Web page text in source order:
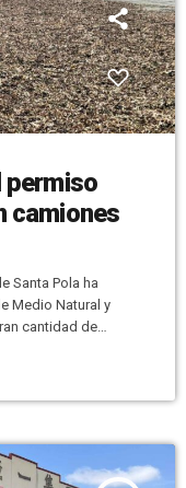
permiso
camiones
Santa Pola ha
Medio Natural y
cantidad de
en las playas